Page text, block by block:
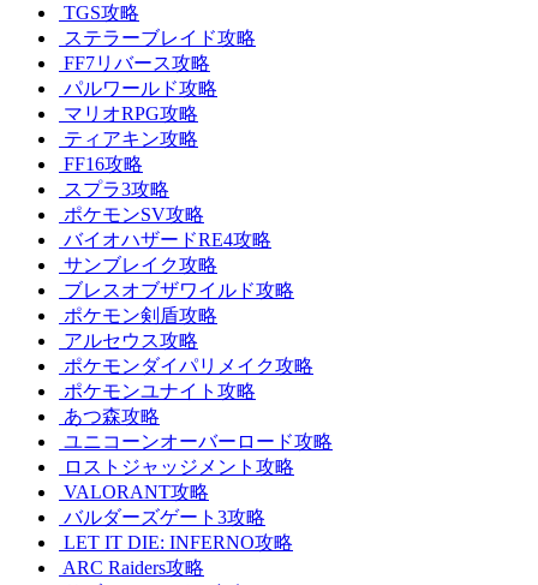
TGS攻略
ステラーブレイド攻略
FF7リバース攻略
パルワールド攻略
マリオRPG攻略
ティアキン攻略
FF16攻略
スプラ3攻略
ポケモンSV攻略
バイオハザードRE4攻略
サンブレイク攻略
ブレスオブザワイルド攻略
ポケモン剣盾攻略
アルセウス攻略
ポケモンダイパリメイク攻略
ポケモンユナイト攻略
あつ森攻略
ユニコーンオーバーロード攻略
ロストジャッジメント攻略
VALORANT攻略
バルダーズゲート3攻略
LET IT DIE: INFERNO攻略
ARC Raiders攻略